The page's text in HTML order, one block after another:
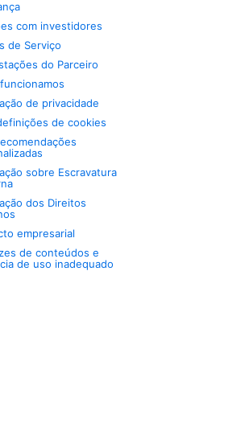
com investidores
de Serviço
do Parceiro
de privacidade
de cookies
sobre Escravatura
dos Direitos
empresarial
de conteúdos e
de uso inadequado